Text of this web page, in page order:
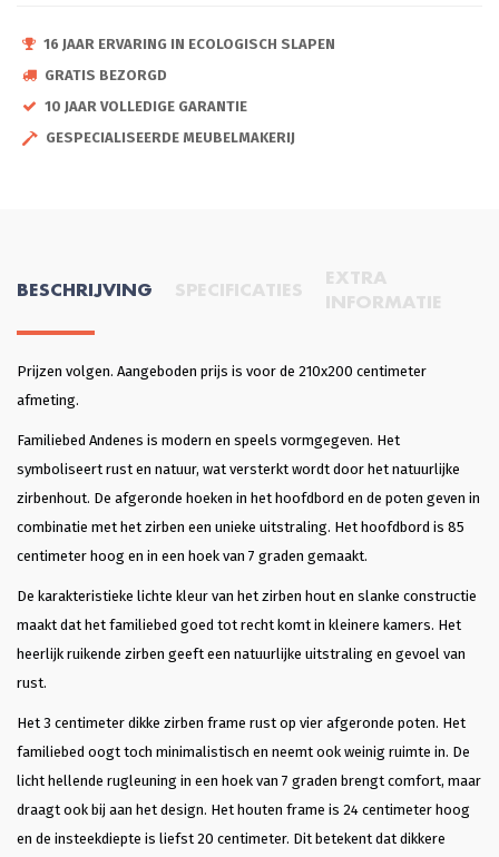
16 JAAR ERVARING IN ECOLOGISCH SLAPEN
GRATIS BEZORGD
10 JAAR VOLLEDIGE GARANTIE
GESPECIALISEERDE MEUBELMAKERIJ
BESCHRIJVING SPECIFICATIES
EXTRA
INFORMATIE
Prijzen volgen. Aangeboden prijs is voor de 210x200 centimeter
afmeting.
Familiebed Andenes is modern en speels vormgegeven. Het
symboliseert rust en natuur, wat versterkt wordt door het natuurlijke
zirbenhout. De afgeronde hoeken in het hoofdbord en de poten geven in
combinatie met het zirben een unieke uitstraling. Het hoofdbord is 85
centimeter hoog en in een hoek van 7 graden gemaakt.
De karakteristieke lichte kleur van het zirben hout en slanke constructie
maakt dat het familiebed goed tot recht komt in kleinere kamers. Het
heerlijk ruikende zirben geeft een natuurlijke uitstraling en gevoel van
rust.
Het 3 centimeter dikke zirben frame rust op vier afgeronde poten. Het
familiebed oogt toch minimalistisch en neemt ook weinig ruimte in. De
licht hellende rugleuning in een hoek van 7 graden brengt comfort, maar
draagt ook bij aan het design. Het houten frame is 24 centimeter hoog
en de insteekdiepte is liefst 20 centimeter. Dit betekent dat dikkere